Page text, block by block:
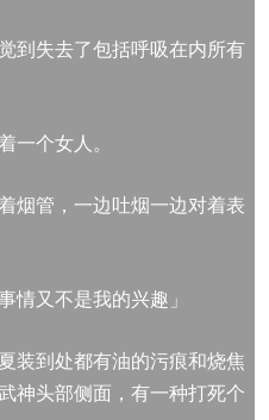
到失去了包括呼吸在内所有
一个女人。
烟管，一边吐烟一边对着表
情又不是我的兴趣」
装到处都有油的污痕和烧焦
神头部侧面，有一种打死个